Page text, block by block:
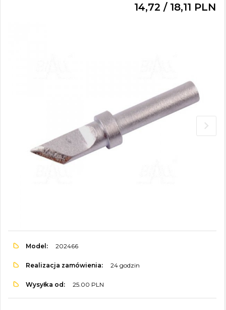
14,72 / 18,11 PLN
Model: 202466
Realizacja zamówienia: 24 godzin
Wysyłka od: 25.00 PLN